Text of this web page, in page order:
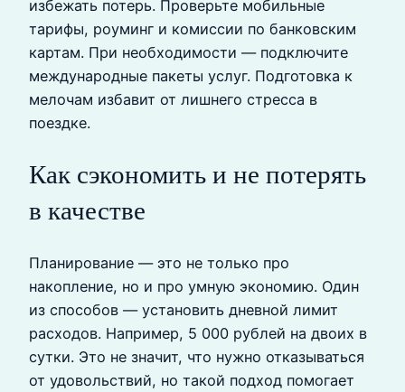
избежать потерь. Проверьте мобильные
тарифы, роуминг и комиссии по банковским
картам. При необходимости — подключите
международные пакеты услуг. Подготовка к
мелочам избавит от лишнего стресса в
поездке.
Как сэкономить и не потерять
в качестве
Планирование — это не только про
накопление, но и про умную экономию. Один
из способов — установить дневной лимит
расходов. Например, 5 000 рублей на двоих в
сутки. Это не значит, что нужно отказываться
от удовольствий, но такой подход помогает